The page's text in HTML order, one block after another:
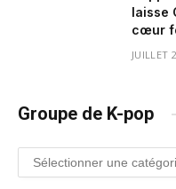
laisse
cœur
JUILLET
Groupe de K-pop
Groupe
de